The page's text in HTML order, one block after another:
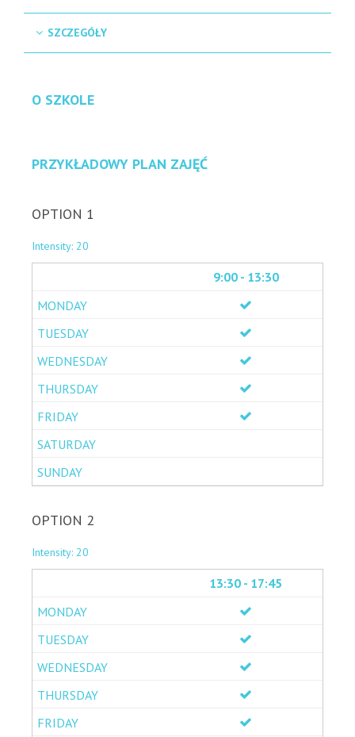
SZCZEGÓŁY
O SZKOLE
PRZYKŁADOWY PLAN ZAJĘĆ
OPTION 1
Intensity: 20
9:00 - 13:30
OPTION 2
Intensity: 20
13:30 - 17:45